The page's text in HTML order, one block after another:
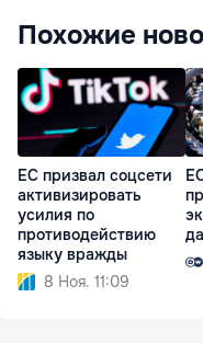
Похожие
ЕС призвал соцсети
активизировать
усилия по
противодействию
языку вражды
8 Ноя. 11:09